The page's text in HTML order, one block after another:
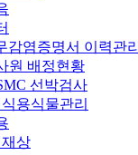
감염증명서 이력관리
원 배정현황
선박검사
용식물관리
상